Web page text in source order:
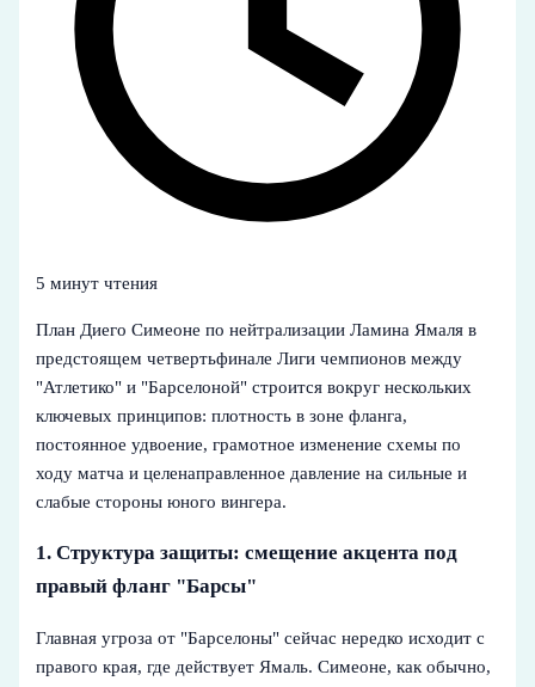
5 минут чтения
План Диего Симеоне по нейтрализации Ламина Ямаля в
предстоящем четвертьфинале Лиги чемпионов между
"Атлетико" и "Барселоной" строится вокруг нескольких
ключевых принципов: плотность в зоне фланга,
постоянное удвоение, грамотное изменение схемы по
ходу матча и целенаправленное давление на сильные и
слабые стороны юного вингера.
1. Структура защиты: смещение акцента под
правый фланг "Барсы"
Главная угроза от "Барселоны" сейчас нередко исходит с
правого края, где действует Ямаль. Симеоне, как обычно,